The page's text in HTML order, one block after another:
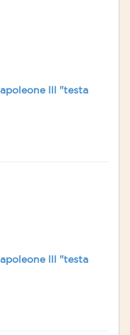
III "testa
III "testa